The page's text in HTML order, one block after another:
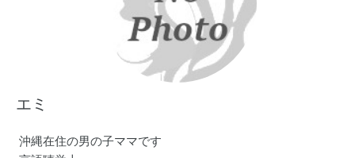
エミ
沖縄在住の男の子ママです